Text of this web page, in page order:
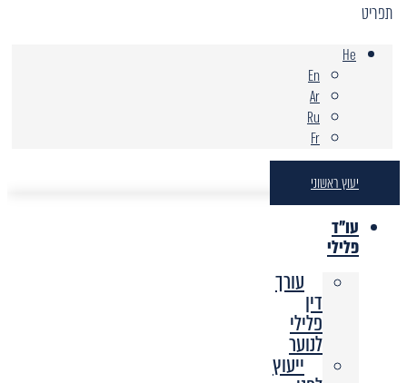
תפריט
He
En
Ar
Ru
Fr
יעוץ ראשוני
עו"ד
פלילי
עורך
דין
פלילי
לנוער
ייעוץ